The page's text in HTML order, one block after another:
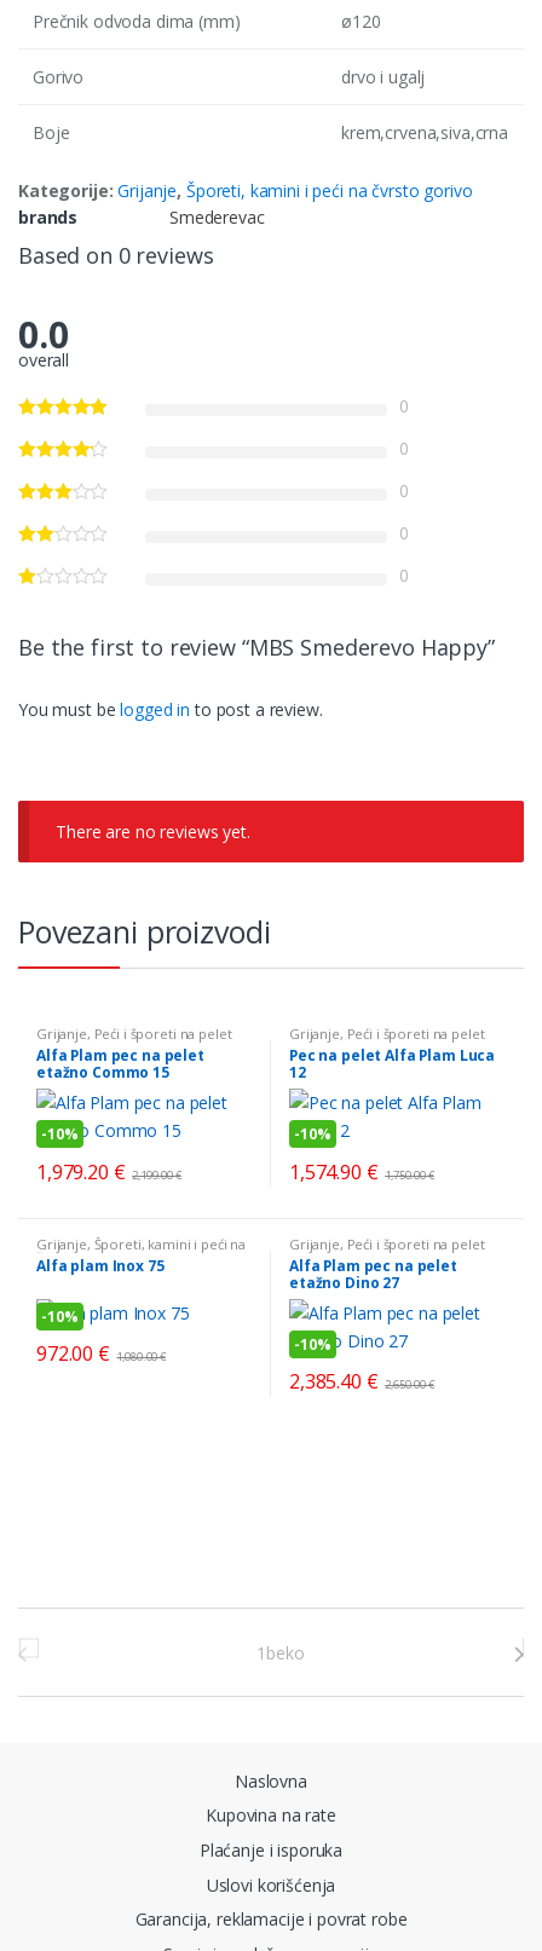
Prečnik odvoda dima (mm) ø120
Gorivo drvo i ugalj
Boje krem,crvena,siva,crna
Kategorije:Grijanje, Šporeti, kamini i peći na čvrsto gorivo
brands
Smederevac
Based on 0 reviews
0.0
overall
0
0
0
0
0
Be the first to review “MBS Smederevo Happy”
You must belogged in to post a review.
There are no reviews yet.
Povezani proizvodi
Grijanje, Peći i šporeti na pelet
Alfa Plam pec na pelet
etažno Commo 15
-10%
1,979.20 € 2,199.00€
Grijanje, Peći i šporeti na pelet
Pec na pelet Alfa Plam Luca
12
-10%
1,574.90 € 1,750.00€
Grijanje, Šporeti, kamini i peći na
čvrsto gorivo
Alfa plam Inox 75
-10%
972.00 € 1,080.00€
Grijanje, Peći i šporeti na pelet
Alfa Plam pec na pelet
etažno Dino 27
-10%
2,385.40 € 2,650.00€
Brands Carousel
Naslovna
Kupovina na rate
Plaćanje i isporuka
Uslovi korišćenja
Garancija, reklamacije i povrat robe